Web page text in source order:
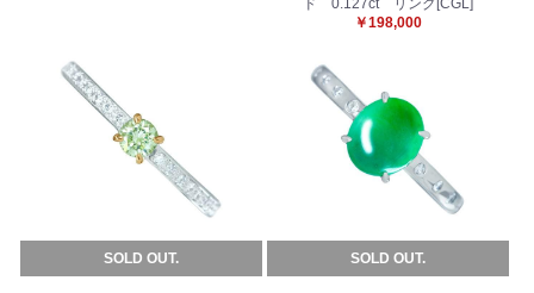
ド 0.127ct リング[CGL]
￥198,000
SOLD OUT. SOLD OUT.